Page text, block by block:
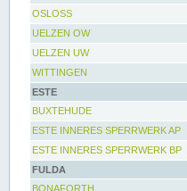
OSLOSS
UELZEN OW
UELZEN UW
WITTINGEN
ESTE
BUXTEHUDE
ESTE INNERES SPERRWERK AP
ESTE INNERES SPERRWERK BP
FULDA
BONAFORTH